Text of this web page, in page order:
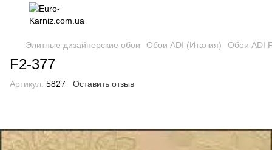
Элитные дизайнерские обои Обои ADI (Италия) Обои ADI
F2-377
Артикул: 5827 Оставить отзыв